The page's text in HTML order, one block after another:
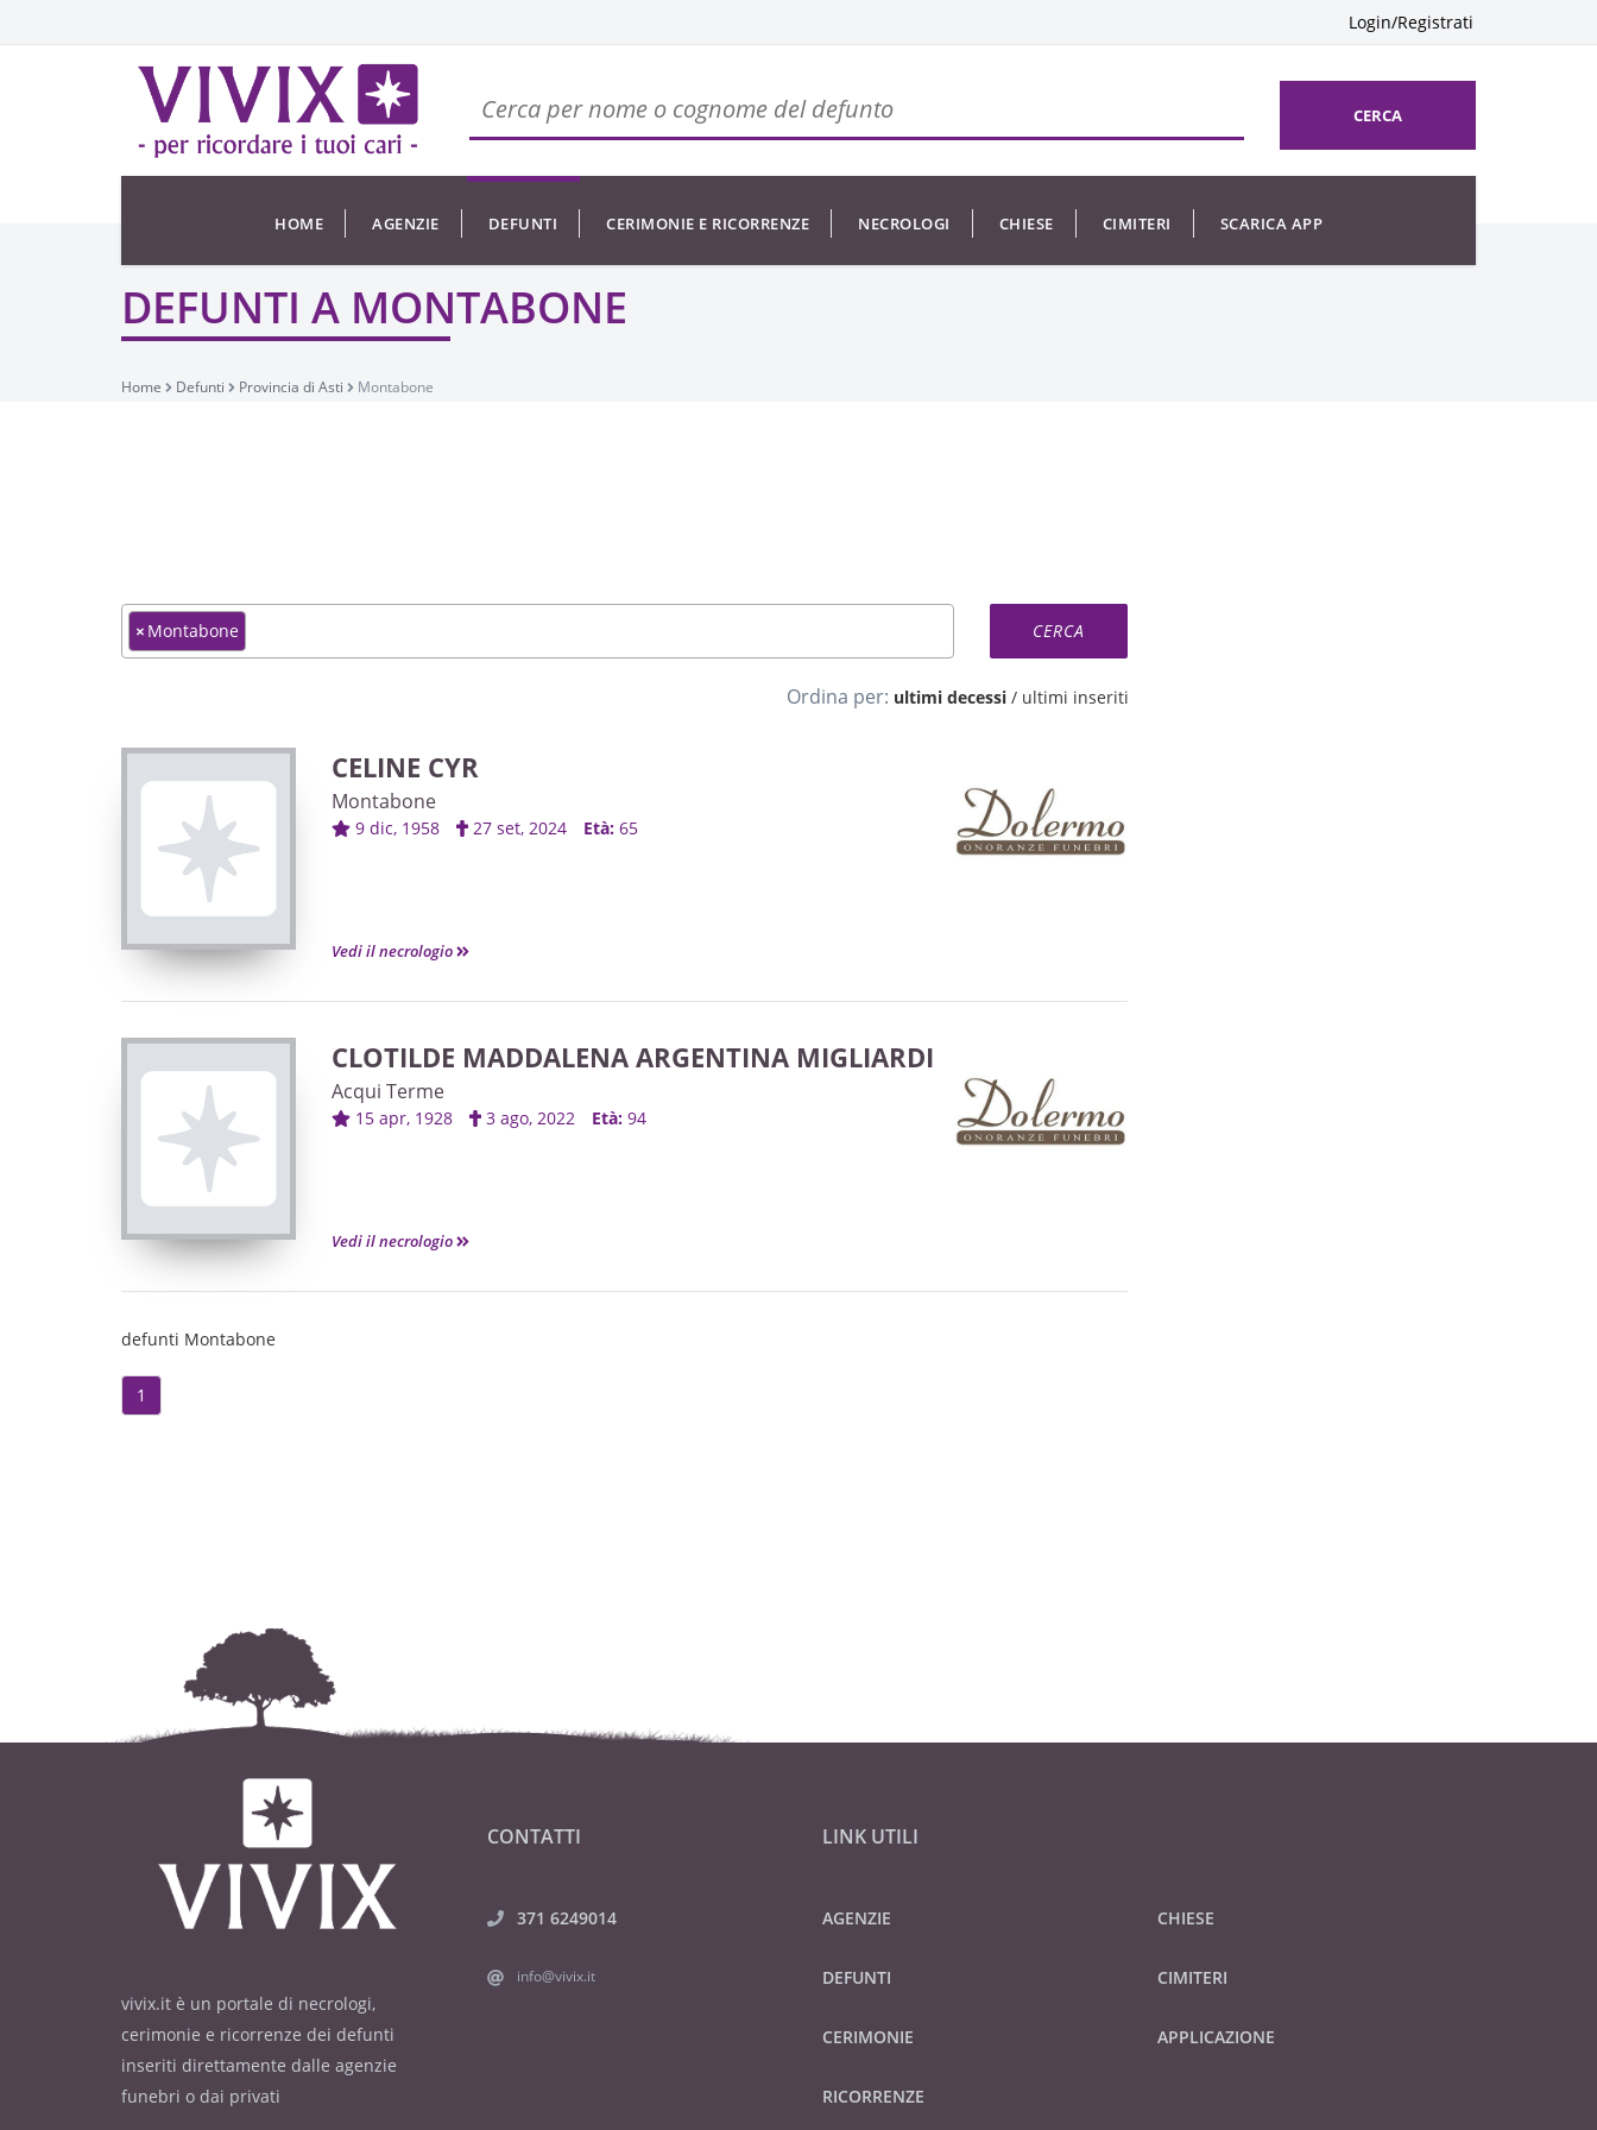
Login/Registrati
CERCA
HOME AGENZIE DEFUNTI CERIMONIE E RICORRENZE NECROLOGI CHIESE CIMITERI SCARICA APP
DEFUNTI A MONTABONE
Home Defunti Provincia di Asti Montabone
× Montabone
Ordina per: ultimi decessi/ ultimi inseriti
CELINE CYR
Montabone
9 dic, 1958 27 set, 2024 Età: 65
Vedi il necrologio
CLOTILDE MADDALENA ARGENTINA MIGLIARDI
Acqui Terme
15 apr, 1928 3 ago, 2022 Età: 94
Vedi il necrologio
defunti Montabone
1
vivix.it è un portale di necrologi,
cerimonie e ricorrenze dei defunti
inseriti direttamente dalle agenzie
funebri o dai privati
CONTATTI
371 6249014
info@vivix.it
LINK UTILI
AGENZIE
DEFUNTI
CERIMONIE
RICORRENZE
CHIESE
CIMITERI
APPLICAZIONE